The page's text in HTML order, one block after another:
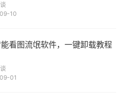
10
看图流氓软件，一键卸载教程
01